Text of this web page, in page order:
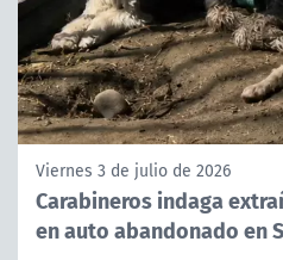
Viernes 3 de julio de 2026
Carabineros indaga
en auto abandonado en